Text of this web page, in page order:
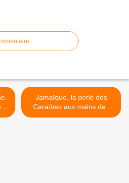
Jamaïque, la perle des
Caraïbes aux mains des
gangs, ce soir à 23h10